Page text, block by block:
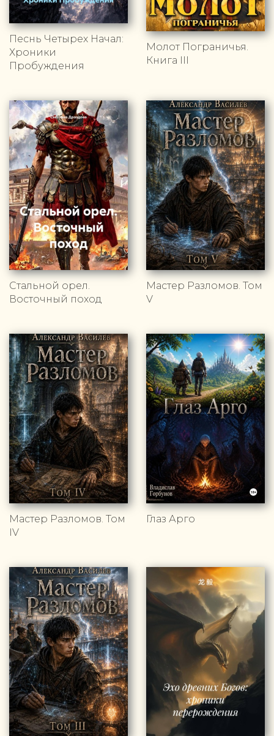
Песнь Четырех Начал:
Хроники
Пробуждения
Молот Пограничья.
Книга III
Стальной орел.
Восточный поход
Мастер Разломов. Том
V
Мастер Разломов. Том
IV
Глаз Арго